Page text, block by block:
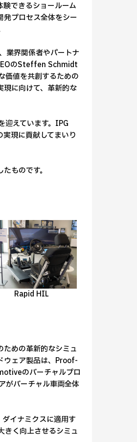
できるショールーム
プロセス全体をシー
業界関係者やパートナ
のSteffen Schmidt
価値を共創するための
現に向けて、革新的な
迎えています。IPG
現に貢献してまいり
ものです。
Rapid HIL
めの革新的なシミュ
ウェア製品は、Proof-
のバーチャルプロ
がバーチャル車両全体
イナミクスに適用す
きく向上させるシミュ